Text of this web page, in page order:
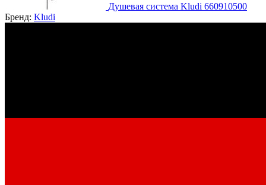
Душевая система Kludi 660910500
Бренд: Kludi